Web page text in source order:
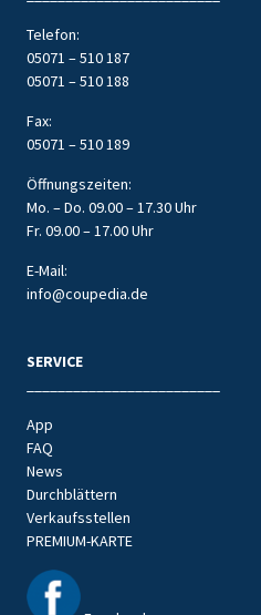
Telefon:
05071 – 510 187
05071 – 510 188
Fax:
05071 – 510 189
Öffnungszeiten:
Mo. – Do. 09.00 – 17.30 Uhr
Fr. 09.00 – 17.00 Uhr
E-Mail:
info@coupedia.de
SERVICE
App
FAQ
News
Durchblättern
Verkaufsstellen
PREMIUM-KARTE